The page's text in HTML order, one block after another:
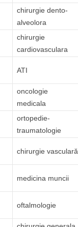
chirurgie dento-
alveolora
chirurgie
cardiovasculara
ATI
oncologie
medicala
ortopedie-
traumatologie
chirurgie vasculară
medicina muncii
oftalmologie